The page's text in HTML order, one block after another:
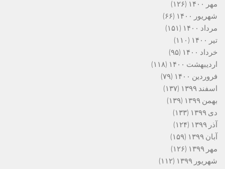
مهر ۱۴۰۰
(۱۲۶)
شهریور ۱۴۰۰
(۶۶)
مرداد ۱۴۰۰
(۱۵۱)
تیر ۱۴۰۰
(۱۱۰)
خرداد ۱۴۰۰
(۹۵)
اردیبهشت ۱۴۰۰
(۱۱۸)
فروردین ۱۴۰۰
(۷۹)
اسفند ۱۳۹۹
(۱۳۷)
بهمن ۱۳۹۹
(۱۳۹)
دی ۱۳۹۹
(۱۳۳)
آذر ۱۳۹۹
(۱۲۴)
آبان ۱۳۹۹
(۱۵۹)
مهر ۱۳۹۹
(۱۲۶)
شهریور ۱۳۹۹
(۱۱۲)